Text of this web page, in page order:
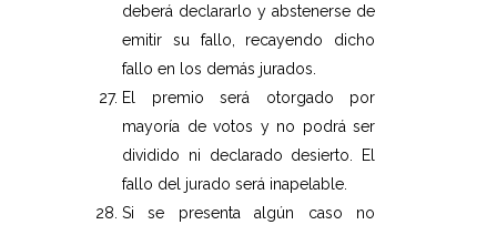
deberá declararlo y abstenerse de
emitir su fallo, recayendo dicho
fallo en los demás jurados.
El premio será otorgado por
mayoría de votos y no podrá ser
dividido ni declarado desierto. El
fallo del jurado será inapelable.
Si se presenta algún caso no